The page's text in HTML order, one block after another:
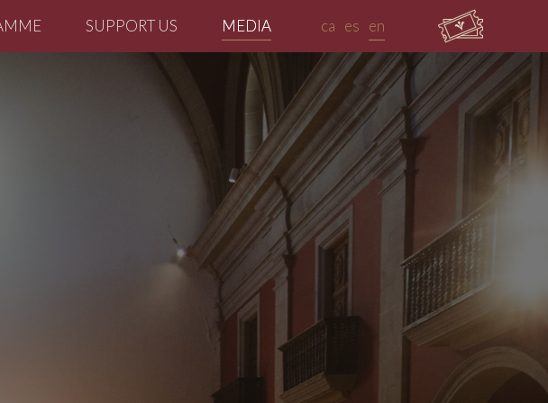
SUPPORT US MEDIA ca es en